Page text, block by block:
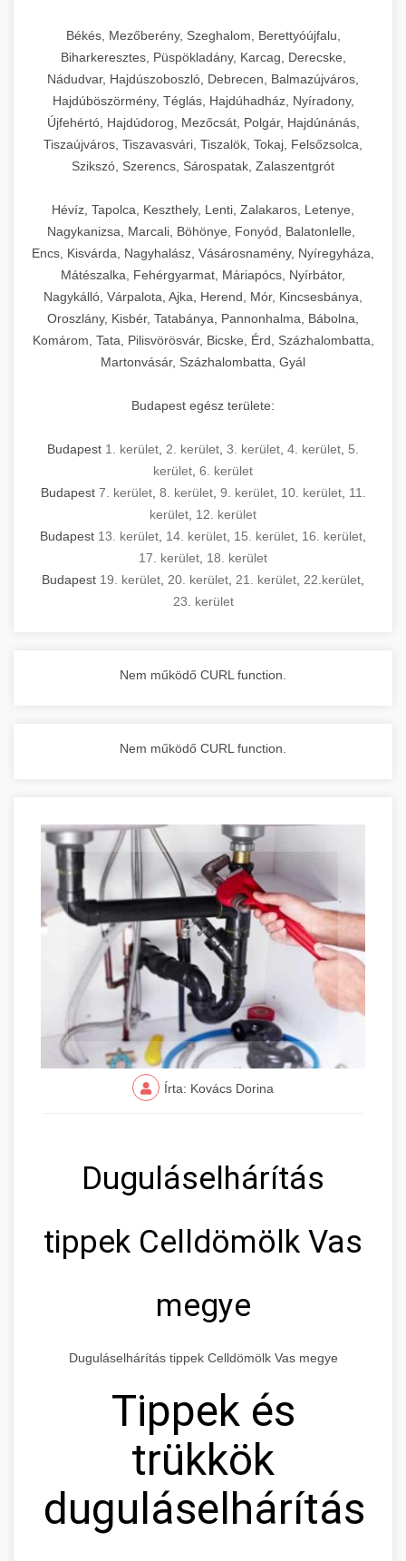
Békés, Mezőberény, Szeghalom, Berettyóújfalu,
Biharkeresztes, Püspökladány, Karcag, Derecske,
Nádudvar, Hajdúszoboszló, Debrecen, Balmazújváros,
Hajdúböszörmény, Téglás, Hajdúhadház, Nyíradony,
Újfehértó, Hajdúdorog, Mezőcsát, Polgár, Hajdúnánás,
Tiszaújváros, Tiszavasvári, Tiszalök, Tokaj, Felsőzsolca,
Szikszó, Szerencs, Sárospatak, Zalaszentgrót
Hévíz, Tapolca, Keszthely, Lenti, Zalakaros, Letenye,
Nagykanizsa, Marcali, Böhönye, Fonyód, Balatonlelle,
Encs, Kisvárda, Nagyhalász, Vásárosnamény, Nyíregyháza,
Mátészalka, Fehérgyarmat, Máriapócs, Nyírbátor,
Nagykálló, Várpalota, Ajka, Herend, Mór, Kincsesbánya,
Oroszlány, Kisbér, Tatabánya, Pannonhalma, Bábolna,
Komárom, Tata, Pilisvörösvár, Bicske, Érd, Százhalombatta,
Martonvásár, Százhalombatta, Gyál
Budapest egész területe:
Budapest 1. kerület 2. kerület 3. kerület 4. kerület 5.
kerület 6. kerület
Budapest 7. kerület, 8. kerület, 9. kerület, 10. kerület, 11.
kerület 12. kerület
Budapest 13. kerület 14. kerület 15. kerület 16. kerület
17. kerület 18. kerület
Budapest 19. kerület 20. kerület 21. kerület 22.kerület
23. kerület
Nem működő CURL function.
Nem működő CURL function.
Írta: Kovács Dorina
Duguláselhárítás
tippek Celldömölk Vas
megye
Duguláselhárítás tippek Celldömölk Vas megye
Tippek és
trükkök